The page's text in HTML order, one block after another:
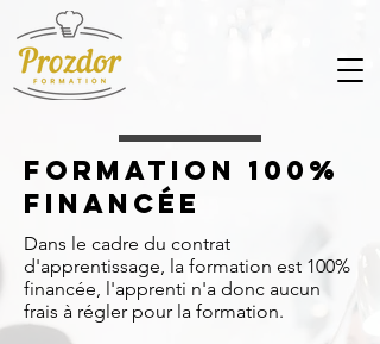
formation 100%
financée
Dans le cadre du contrat
d'apprentissage, la formation est 100%
financée, l'apprenti n'a donc aucun
frais à régler pour la formation.